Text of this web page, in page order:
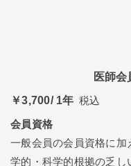
医師会
￥3,700/ 1年 税込
会員資格
一般会員の会員資格に
学的・科学的根拠の乏し